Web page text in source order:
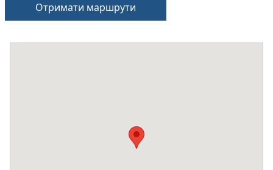
Отримати маршрути